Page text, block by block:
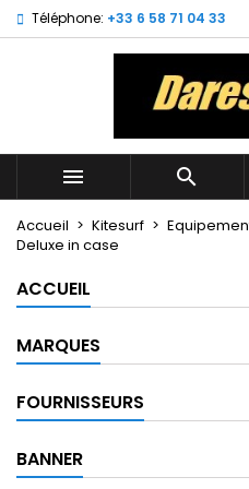
Téléphone: +33 6 58 71 04 33
 
Accueil Kitesurf
Deluxe in case
ACCUEIL
MARQUES
FOURNISSEURS
BANNER
My wishlists
Create new list
Créer une liste
Nom de la liste d'envies
Connexion
Vous devez être